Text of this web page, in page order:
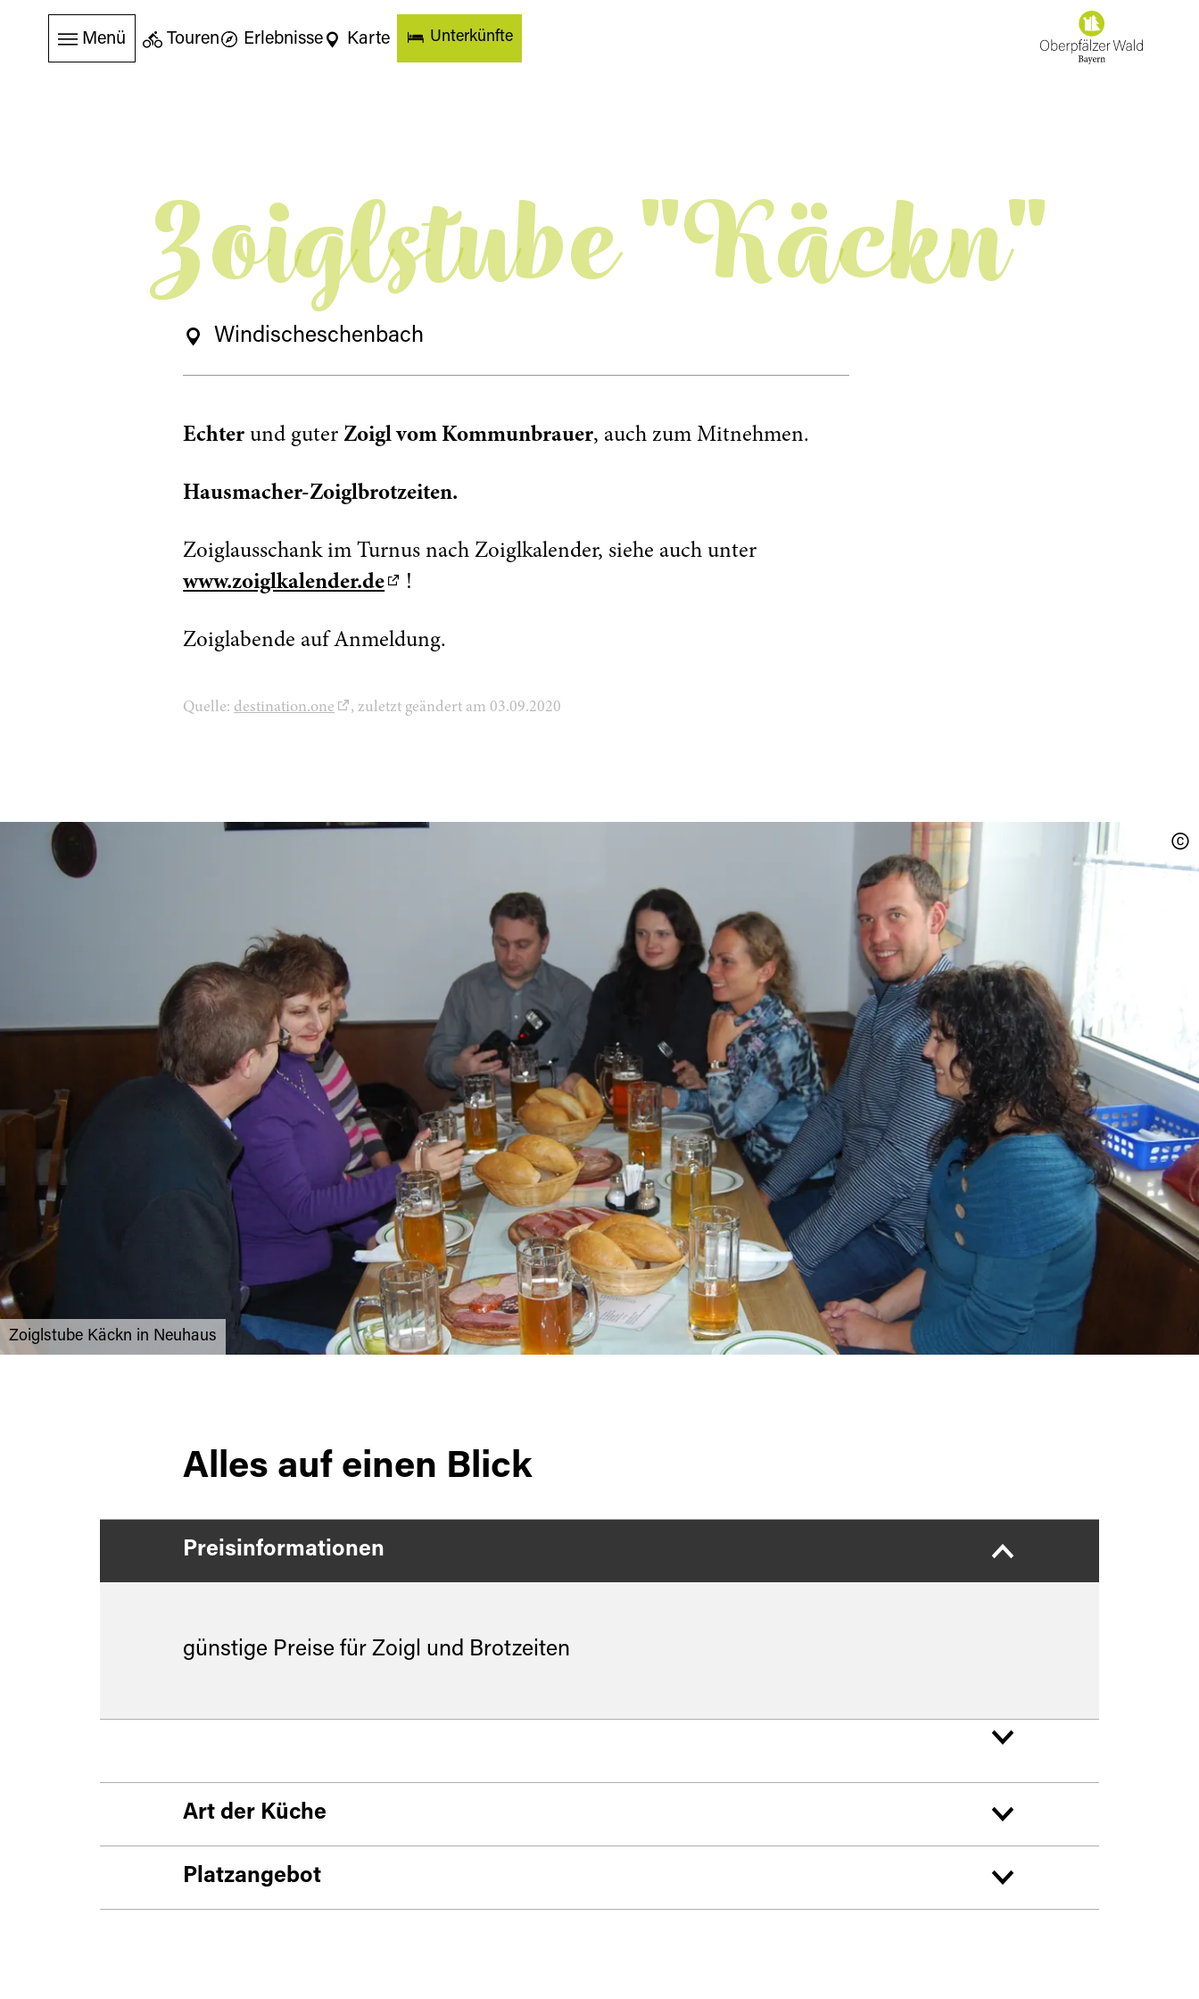
Menü Touren Erlebnisse Karte Unterkünfte
Zoiglstube "Käckn"
Windischeschenbach
Echter und guterZoigl vom Kommunbrauer, auch zum Mitnehmen.
Hausmacher-Zoiglbrotzeiten.
Zoiglausschank im Turnus nach Zoiglkalender, siehe auch unter
www.zoiglkalender.de
!
Zoiglabende auf Anmeldung.
Quelle: destination.one , zuletzt geändert am 03.09.2020
Zoiglstube Käckn in Neuhaus
Alles auf einen Blick
Preisinformationen
günstige Preise für Zoigl und Brotzeiten
Zoiglstube
Gaststätte
Art der Küche
regionale Küche
Platzangebot